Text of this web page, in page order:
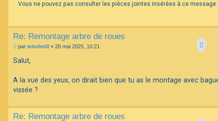
Vous ne pouvez pas consulter les pièces jointes insérées à ce message.
Re: Remontage arbre de roues
M
s
s
g
e
par windmill » 28 mai 2025, 10:21
Salut,
A la vue des yeux, on dirait bien que tu as le montage avec
vissée ?
Re: Remontage arbre de roues